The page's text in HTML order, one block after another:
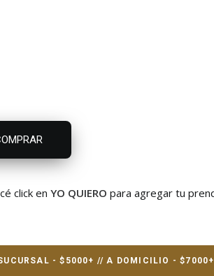
click en YO QUIERO para agregar tu
- $5000+ // A DOMICILIO - $7000+